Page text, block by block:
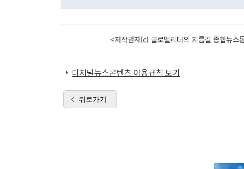
<저작권자(c) 글로벌리더의 지름길 종합뉴
디지털뉴스콘텐츠 이용규칙 보기
뒤로가기